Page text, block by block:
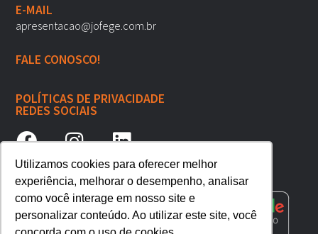
Utilizamos cookies para oferecer melhor
experiência, melhorar o desempenho, analisar
como você interage em nosso site e
personalizar conteúdo. Ao utilizar este site, você
E-MAIL
apresentacao@jofege.com.br
FALE CONOSCO!
POLÍTICAS DE PRIVACIDADE
REDES SOCIAIS